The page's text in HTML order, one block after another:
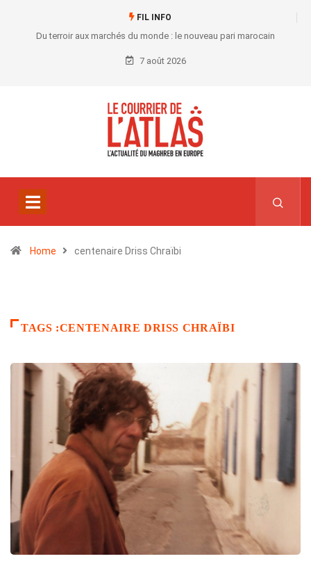
FIL INFO
Du terroir aux marchés du monde : le nouveau pari marocain
7 août 2026
Home centenaire Driss Chraïbi
TAGS :CENTENAIRE DRISS CHRAÏBI